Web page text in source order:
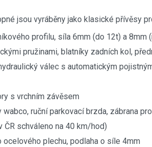
jsou vyráběny jako klasické přívěsy
profilu, síla 6mm (do 12t) a 8mm
pružinami, blatníky zadních kol,
válec s automatickým
s vrchním závěsem
wabco, ruční parkovací brzda, zábrana
ČR schváleno na 40 km/hod)
ocelového plechu, podlaha o síle 4mm